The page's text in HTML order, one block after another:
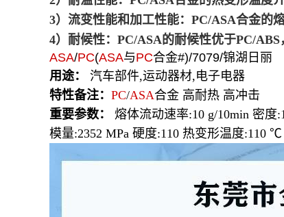
3）流变性能和加工性能：PC/ASA合金的
4）耐候性：PC/ASA的耐候性优于PC/
ASA/PC(ASA与PC合金#)/7079/锦湖日丽
用途：
汽车部件,运动器材,电子电器
特性备注： PC/ASA合金 高耐热 高冲击
重要参数：
熔体流动速率:10 g/10min 密度
模量:2352 MPa 硬度:110 热变形温度:110 ℃